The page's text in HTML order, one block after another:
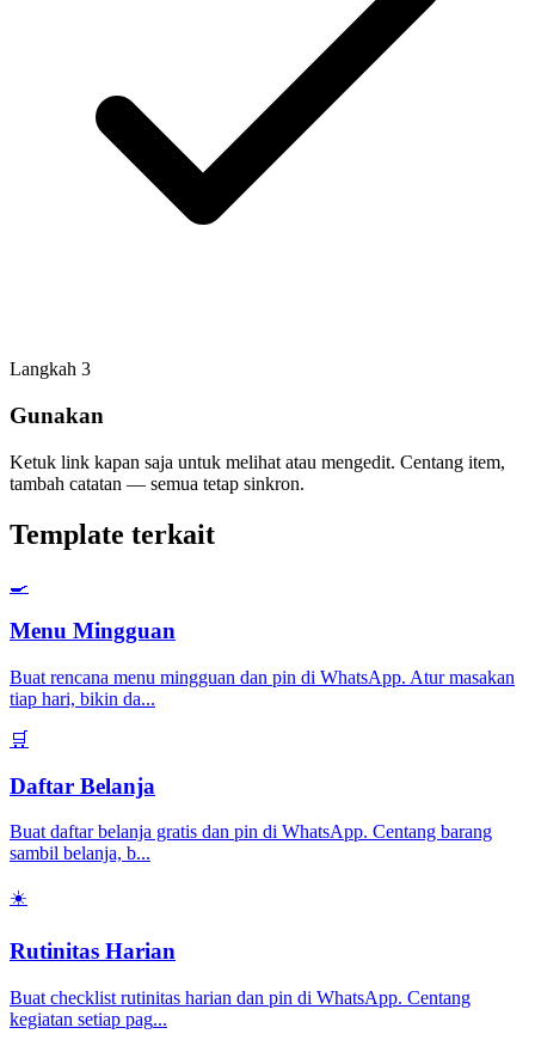
Langkah 3
Gunakan
Ketuk link kapan saja untuk melihat atau mengedit. Centang item,
tambah catatan — semua tetap sinkron.
Template terkait
🍳
Menu Mingguan
Buat rencana menu mingguan dan pin di WhatsApp. Atur masakan
tiap hari, bikin da...
🛒
Daftar Belanja
Buat daftar belanja gratis dan pin di WhatsApp. Centang barang
sambil belanja, b...
☀️
Rutinitas Harian
Buat checklist rutinitas harian dan pin di WhatsApp. Centang
kegiatan setiap pag...